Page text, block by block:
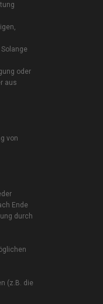
oder
aus
von
Ende
durch
(z.B. die